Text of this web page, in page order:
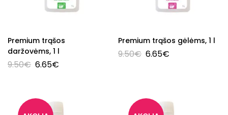
Premium trąšos
daržovėms, 1 l
9.50€ 6.65€
Premium trąšos gėlėms, 1 l
9.50€ 6.65€